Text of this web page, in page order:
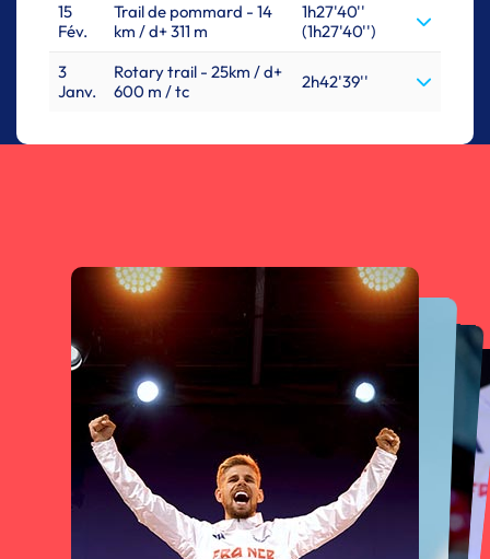
15
Fév.
Trail de pommard - 14
km / d+ 311 m
1h27'40''
(1h27'40'')
3
Janv.
Rotary trail - 25km / d+
600 m / tc
2h42'39''